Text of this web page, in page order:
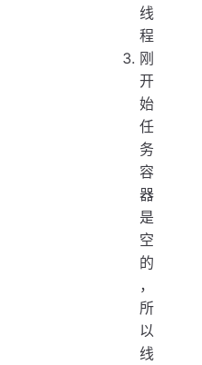
线
程
刚
开
始
任
务
容
器
是
空
的
，
所
以
线